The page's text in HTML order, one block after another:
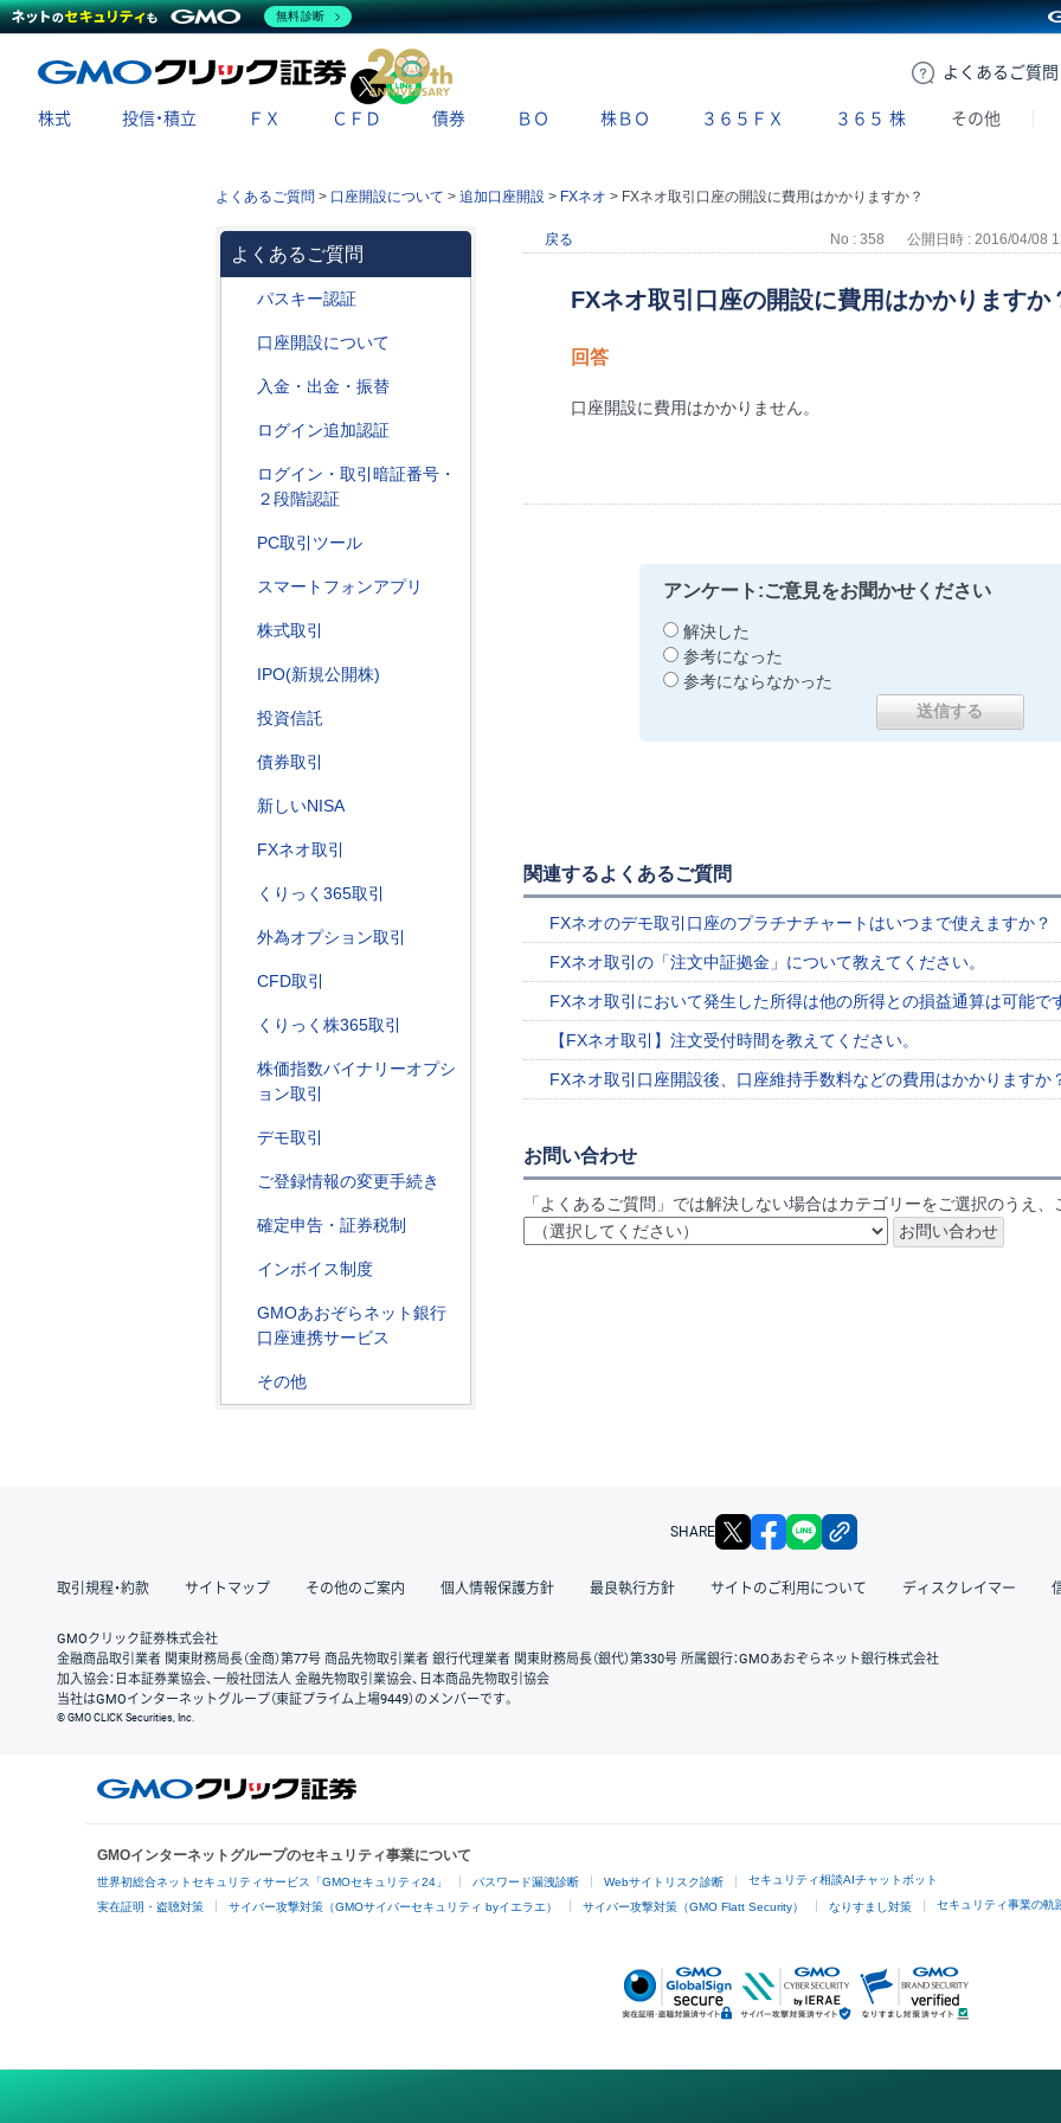
よくある ご質問
X
株式 投信・積立 ＦＸ ＣＦＤ 債券 ＢＯ 株ＢＯ ３６５ＦＸ ３６５ 株 その他
よくあるご質問 > 口座開設について > 追加口座開設 > FXネオ > FXネオ取引口座の開設に費用はかかりますか？
よくあるご質問
パスキー認証
口座開設について
入金・出金・振替
ログイン追加認証
ログイン・取引暗証番号・
２段階認証
PC取引ツール
スマートフォンアプリ
株式取引
IPO(新規公開株)
投資信託
債券取引
新しいNISA
FXネオ取引
くりっく365取引
外為オプション取引
CFD取引
くりっく株365取引
株価指数バイナリーオプシ
ョン取引
デモ取引
ご登録情報の変更手続き
確定申告・証券税制
インボイス制度
GMOあおぞらネット銀行
口座連携サービス
その他
戻る No : 358 公開日時 : 2016/04/08
FXネオ取引口座の開設に費用はかかりますか
回答
口座開設に費用はかかりません。
アンケート:ご意見をお聞かせください
解決した
参考になった
参考にならなかった
関連するよくあるご質問
FXネオのデモ取引口座のプラチナチャートはいつまで使えますか？
FXネオ取引の「注文中証拠金」について教えてください。
FXネオ取引において発生した所得は他の所得との損益通算は可能で
【FXネオ取引】注文受付時間を教えてください。
FXネオ取引口座開設後、口座維持手数料などの費用はかかりますか
お問い合わせ
「よくあるご質問」では解決しない場合はカテゴリーをご選択のうえ
SHARE X facebook
取引規程・約款 サイトマップ その他のご案内 個人情報保護方針 最良執行方針 サイトのご利用について ディスクレイマー
GMOクリック証券株式会社
金融商品取引業者 関東財務局長（金商）第77号 商品先物取引業者 銀行代理業者 関東財務局長（銀代）第330号 所属銀行：GMOあおぞらネット銀行株式会社
加入協会：日本証券業協会、一般社団法人 金融先物取引業協会、日本商品先物取引協会
当社はGMOインターネットグループ（東証プライム上場9449）のメンバーです。
© GMO CLICK Securities, Inc.
GMOインターネットグループのセキュリティ事業について
世界初総合ネットセキュリティサービス「GMOセキュリティ24」 パスワード漏洩診断 Webサイトリスク診断 セキュリティ相談AIチャットボット
実在証明・盗聴対策 サイバー攻撃対策（GMOサイバーセキュリティ byイエラエ） サイバー攻撃対策（GMO Flatt Security） なりすまし対策 セキュリティ事業の軌
無料診断